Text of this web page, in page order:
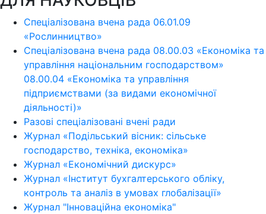
Спеціалізована вчена рада 06.01.09
«Рослинництво»
Спеціалізована вчена рада 08.00.03 «Економіка та
управління національним господарством»
08.00.04 «Економіка та управління
підприємствами (за видами економічної
діяльності)»
Разові спеціалізовані вчені ради
Журнал «Подільський вісник: сільське
господарство, техніка, економіка»
Журнал «Економічний дискурс»
Журнал «Інститут бухгалтерського обліку,
контроль та аналіз в умовах глобалізації»
Журнал "Інноваційна економіка"